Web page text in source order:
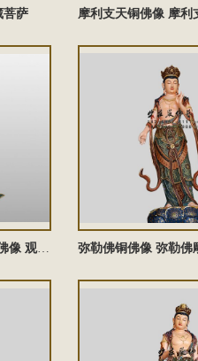
菩萨
观世音菩萨雕塑 铜雕观音佛像 观世音菩萨铜佛像 观世音菩萨塑像